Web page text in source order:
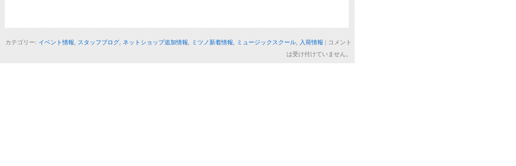
カテゴリー: イベント情報 スタッフブログ ネットショップ追加情報 ミツノ新着情報 ミュージックスクール 入荷情報 | コメント
は受け付けていません。